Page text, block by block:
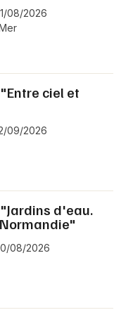
08/2026
ciel et
09/2026
d'eau.
08/2026